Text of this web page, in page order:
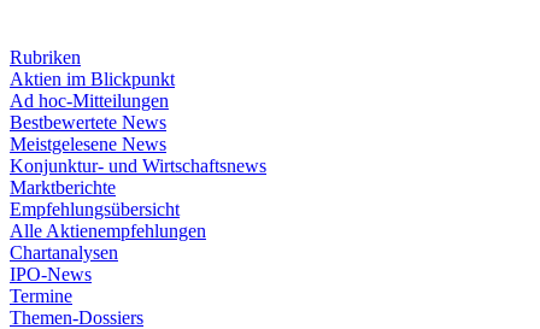
Rubriken
Aktien im Blickpunkt
Ad hoc-Mitteilungen
Bestbewertete News
Meistgelesene News
Konjunktur- und Wirtschaftsnews
Marktberichte
Empfehlungsübersicht
Alle Aktienempfehlungen
Chartanalysen
IPO-News
Termine
Themen-Dossiers